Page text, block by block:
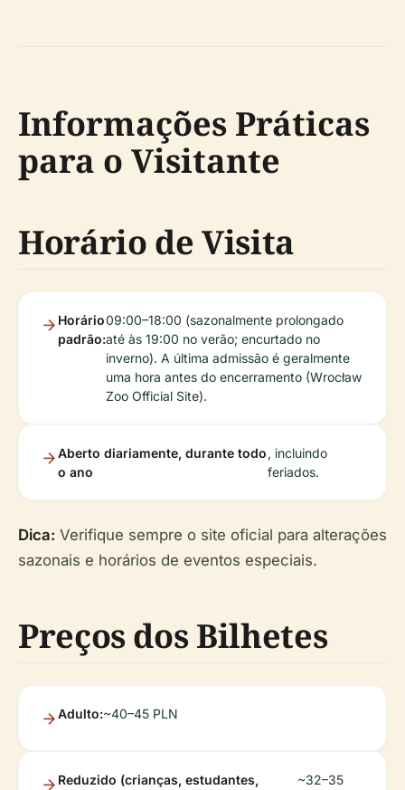
Informações Práticas
para o Visitante
Horário de Visita
Horário
padrão:
09:00–18:00 (sazonalmente prolongado
até às 19:00 no verão; encurtado no
inverno). A última admissão é geralmente
uma hora antes do encerramento (Wrocław
Zoo Official Site).
Aberto diariamente, durante todo
o ano
, incluindo
feriados.
Dica: Verifique sempre o site oficial para alterações
sazonais e horários de eventos especiais.
Preços dos Bilhetes
Adulto:~40–45 PLN
Reduzido (crianças, estudantes, ~32–35